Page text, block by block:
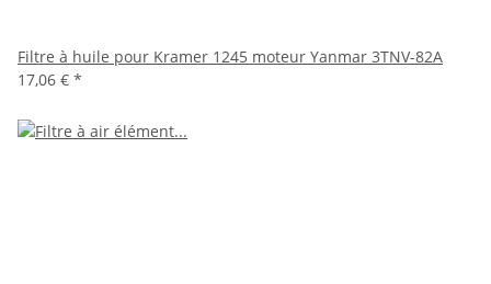
Filtre à huile pour Kramer 1245 moteur Yanmar 3TNV-82A
17,06 € *